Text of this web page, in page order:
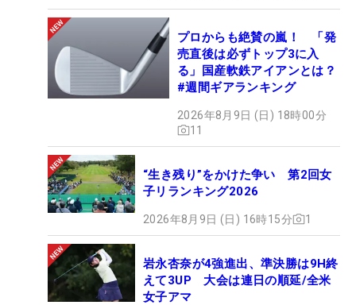
プロからも絶賛の嵐！ 「発
売直後は必ずトップ3に入
る」国産軟鉄アイアンとは？
#週間ギアランキング
2026年8月9日 (日) 18時00分
11
“生き残り”をかけた争い 第2回女
子リランキング2026
2026年8月9日 (日) 16時15分 1
岩永杏奈が4強進出、準決勝は9H終
えて3UP 大会は連日の順延/全米
女子アマ